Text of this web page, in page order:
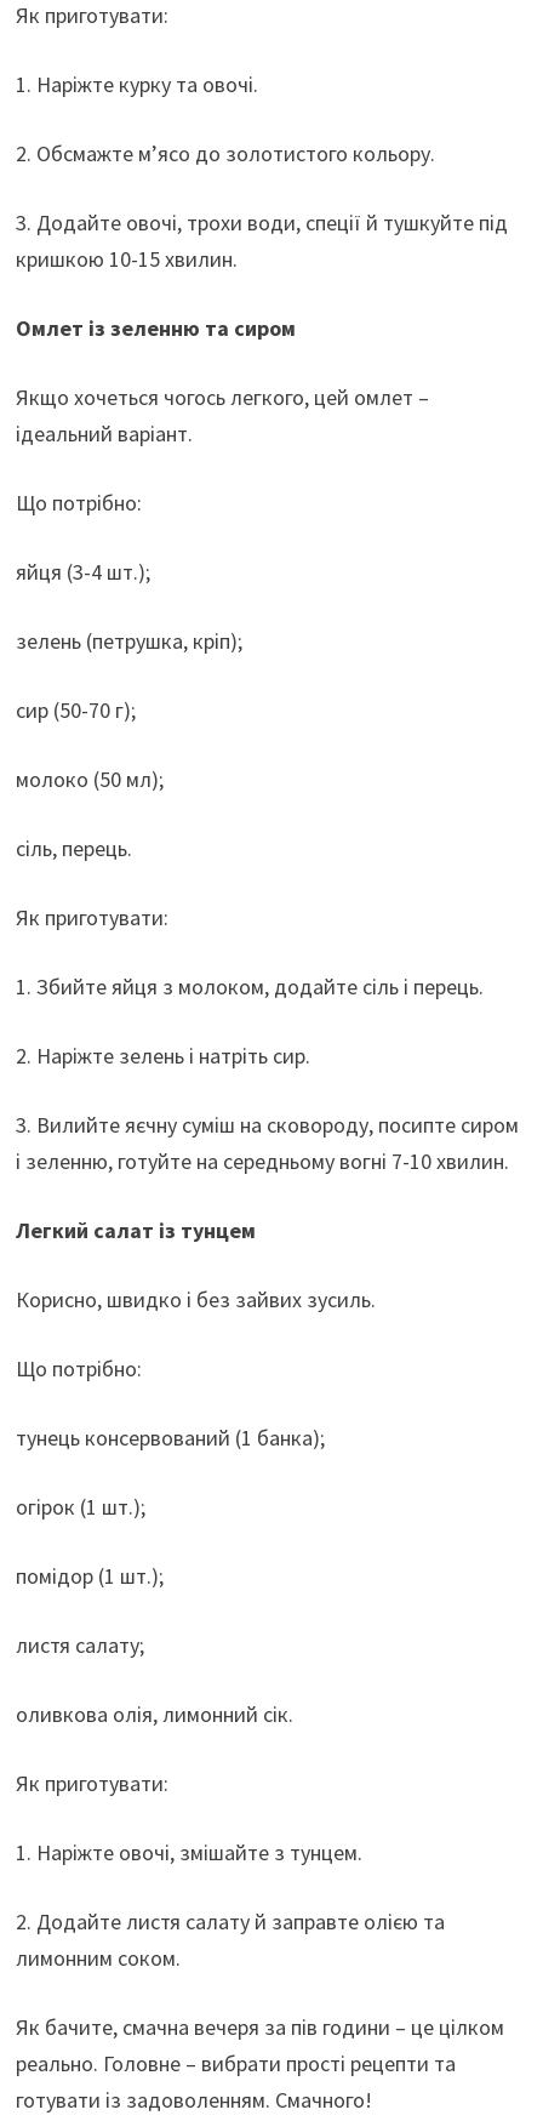
Як приготувати:
1. Наріжте курку та овочі.
2. Обсмажте м’ясо до золотистого кольору.
3. Додайте овочі, трохи води, спеції й тушкуйте під
кришкою 10-15 хвилин.
Омлет із зеленню та сиром
Якщо хочеться чогось легкого, цей омлет –
ідеальний варіант.
Що потрібно:
яйця (3-4 шт.);
зелень (петрушка, кріп);
сир (50-70 г);
молоко (50 мл);
сіль, перець.
Як приготувати:
1. Збийте яйця з молоком, додайте сіль і перець.
2. Наріжте зелень і натріть сир.
3. Вилийте яєчну суміш на сковороду, посипте сиром
і зеленню, готуйте на середньому вогні 7-10 хвилин.
Легкий салат із тунцем
Корисно, швидко і без зайвих зусиль.
Що потрібно:
тунець консервований (1 банка);
огірок (1 шт.);
помідор (1 шт.);
листя салату;
оливкова олія, лимонний сік.
Як приготувати:
1. Наріжте овочі, змішайте з тунцем.
2. Додайте листя салату й заправте олією та
лимонним соком.
Як бачите, смачна вечеря за пів години – це цілком
реально. Головне – вибрати прості рецепти та
готувати із задоволенням. Смачного!